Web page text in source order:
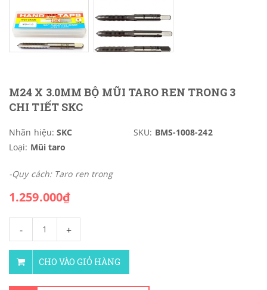
M24 X 3.0MM BỘ MŨI TARO REN TRONG 3
CHI TIẾT SKC
Nhãn hiệu: SKC SKU: BMS-1008-242
Loại: Mũi taro
-Quy cách: Taro ren trong
1.259.000₫
- +
CHO VÀO GIỎ HÀNG